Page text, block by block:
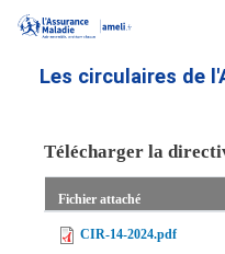
Les circulaires de
Télécharger la
Fichier attaché
CIR-14-2024.pdf